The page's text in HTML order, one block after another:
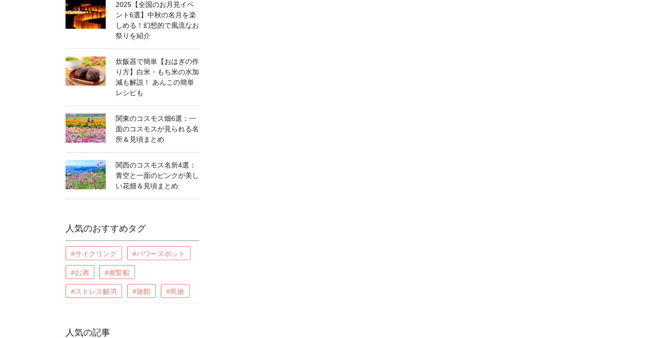
2025【全国のお月見イベ
ント6選】中秋の名月を楽
しめる！幻想的で風流なお
祭りを紹介
炊飯器で簡単【おはぎの作
り方】白米・もち米の水加
減も解説！ あんこの簡単
レシピも
関東のコスモス畑6選：一
面のコスモスが見られる名
所＆見頃まとめ
関西のコスモス名所4選：
青空と一面のピンクが美し
い花畑＆見頃まとめ
人気のおすすめタグ
#サイクリング #パワースポット
#お酒 #遊覧船
#ストレス解消 #旅館 #島旅
人気の記事